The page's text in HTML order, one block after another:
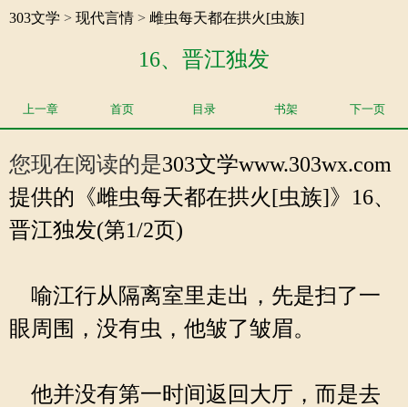
303文学 > 现代言情 > 雌虫每天都在拱火[虫族]
16、晋江独发
上一章 首页 目录 书架 下一页
您现在阅读的是303文学www.303wx.com
提供的《雌虫每天都在拱火[虫族]》16、
晋江独发(第1/2页)
喻江行从隔离室里走出，先是扫了一
眼周围，没有虫，他皱了皱眉。
他并没有第一时间返回大厅，而是去